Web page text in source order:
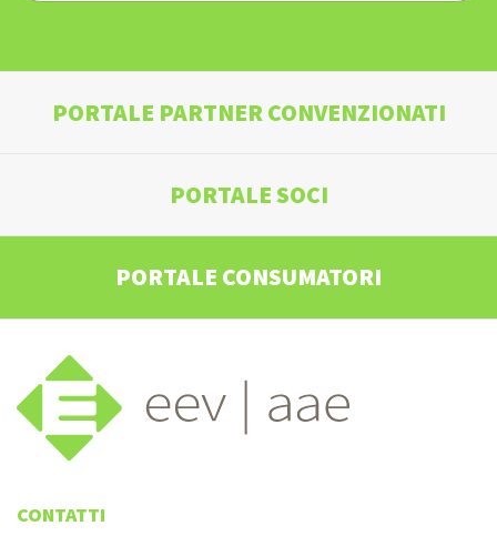
PORTALE PARTNER CONVENZIONATI
PORTALE SOCI
PORTALE CONSUMATORI
CONTATTI